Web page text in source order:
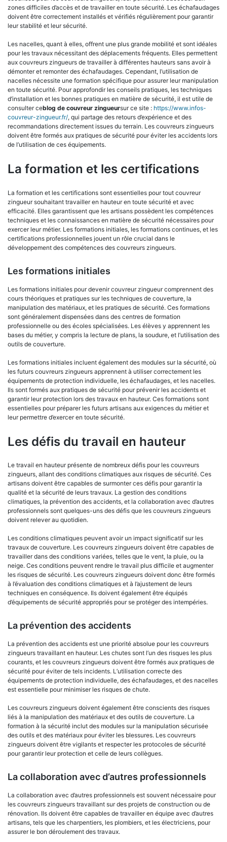
zones difficiles d’accès et de travailler en toute sécurité. Les échafaudages
doivent être correctement installés et vérifiés régulièrement pour garantir
leur stabilité et leur sécurité.
Les nacelles, quant à elles, offrent une plus grande mobilité et sont idéales
pour les travaux nécessitant des déplacements fréquents. Elles permettent
aux couvreurs zingueurs de travailler à différentes hauteurs sans avoir à
démonter et remonter des échafaudages. Cependant, l’utilisation de
nacelles nécessite une formation spécifique pour assurer leur manipulation
en toute sécurité. Pour approfondir les conseils pratiques, les techniques
d’installation et les bonnes pratiques en matière de sécurité, il est utile de
consulter ceblog de couvreur zingueursur ce site : https://www.infos-
couvreur-zingueur.fr/, qui partage des retours d’expérience et des
recommandations directement issues du terrain. Les couvreurs zingueurs
doivent être formés aux pratiques de sécurité pour éviter les accidents lors
de l’utilisation de ces équipements.
La formation et les certifications
La formation et les certifications sont essentielles pour tout couvreur
zingueur souhaitant travailler en hauteur en toute sécurité et avec
efficacité. Elles garantissent que les artisans possèdent les compétences
techniques et les connaissances en matière de sécurité nécessaires pour
exercer leur métier. Les formations initiales, les formations continues, et les
certifications professionnelles jouent un rôle crucial dans le
développement des compétences des couvreurs zingueurs.
Les formations initiales
Les formations initiales pour devenir couvreur zingueur comprennent des
cours théoriques et pratiques sur les techniques de couverture, la
manipulation des matériaux, et les pratiques de sécurité. Ces formations
sont généralement dispensées dans des centres de formation
professionnelle ou des écoles spécialisées. Les élèves y apprennent les
bases du métier, y compris la lecture de plans, la soudure, et l’utilisation des
outils de couverture.
Les formations initiales incluent également des modules sur la sécurité, où
les futurs couvreurs zingueurs apprennent à utiliser correctement les
équipements de protection individuelle, les échafaudages, et les nacelles.
Ils sont formés aux pratiques de sécurité pour prévenir les accidents et
garantir leur protection lors des travaux en hauteur. Ces formations sont
essentielles pour préparer les futurs artisans aux exigences du métier et
leur permettre d’exercer en toute sécurité.
Les défis du travail en hauteur
Le travail en hauteur présente de nombreux défis pour les couvreurs
zingueurs, allant des conditions climatiques aux risques de sécurité. Ces
artisans doivent être capables de surmonter ces défis pour garantir la
qualité et la sécurité de leurs travaux. La gestion des conditions
climatiques, la prévention des accidents, et la collaboration avec d’autres
professionnels sont quelques-uns des défis que les couvreurs zingueurs
doivent relever au quotidien.
Les conditions climatiques peuvent avoir un impact significatif sur les
travaux de couverture. Les couvreurs zingueurs doivent être capables de
travailler dans des conditions variées, telles que le vent, la pluie, ou la
neige. Ces conditions peuvent rendre le travail plus difficile et augmenter
les risques de sécurité. Les couvreurs zingueurs doivent donc être formés
à l’évaluation des conditions climatiques et à l’ajustement de leurs
techniques en conséquence. Ils doivent également être équipés
d’équipements de sécurité appropriés pour se protéger des intempéries.
La prévention des accidents
La prévention des accidents est une priorité absolue pour les couvreurs
zingueurs travaillant en hauteur. Les chutes sont l’un des risques les plus
courants, et les couvreurs zingueurs doivent être formés aux pratiques de
sécurité pour éviter de tels incidents. L’utilisation correcte des
équipements de protection individuelle, des échafaudages, et des nacelles
est essentielle pour minimiser les risques de chute.
Les couvreurs zingueurs doivent également être conscients des risques
liés à la manipulation des matériaux et des outils de couverture. La
formation à la sécurité inclut des modules sur la manipulation sécurisée
des outils et des matériaux pour éviter les blessures. Les couvreurs
zingueurs doivent être vigilants et respecter les protocoles de sécurité
pour garantir leur protection et celle de leurs collègues.
La collaboration avec d’autres professionnels
La collaboration avec d’autres professionnels est souvent nécessaire pour
les couvreurs zingueurs travaillant sur des projets de construction ou de
rénovation. Ils doivent être capables de travailler en équipe avec d’autres
artisans, tels que les charpentiers, les plombiers, et les électriciens, pour
assurer le bon déroulement des travaux.